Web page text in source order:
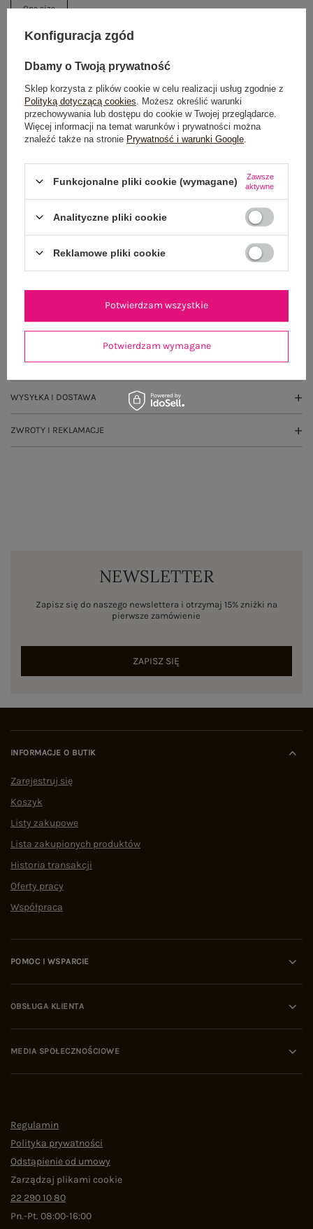
One size
Możesz kupić także poprzez:
Do darmowej dostawy brakuje 200,00 zł
100 dni na zwrot
GŁÓWNE PARAMETRY
OPINIE O PRODUKCIE (0)
WYSYŁKA I DOSTAWA
ZWROTY I REKLAMACJE
NEWSLETTER
Zapisz się do naszego newslettera i otrzymaj 15% zniżki na
pierwsze zamówienie
ZAPISZ SIĘ
INFORMACJE O BUTIK
Zarejestruj się
Koszyk
Listy zakupowe
Lista zakupionych produktów
Historia transakcji
Oferty pracy
Współpraca
POMOC I WSPARCIE
OBSŁUGA KLIENTA
MEDIA SPOŁECZNOŚCIOWE
Regulamin
Polityka prywatności
Odstąpienie od umowy
Zarządzaj plikami cookie
22 290 10 80
Pn.-Pt. 08:00-16:00
Konfiguracja zgód
Dbamy o Twoją prywatność
Sklep korzysta z plików cookie w celu realizacji usług zgodnie z
Polityką dotyczącą cookies . Możesz określić warunki
przechowywania lub dostępu do cookie w Twojej przeglądarce.
Więcej informacji na temat warunków i prywatności można
znaleźć także na stronie Prywatność i warunki Google
Funkcjonalne pliki cookie (wymagane)
Zawsze
aktywne
Analityczne pliki cookie
Reklamowe pliki cookie
Potwierdzam wymagane
Potwierdzam wszystkie